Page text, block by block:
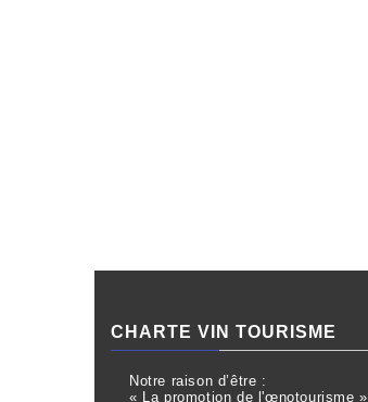
CHARTE VIN TOURISME
Notre raison d’être :
« La promotion de l'œnotourisme »